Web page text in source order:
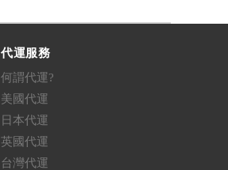
代運服務
何謂代運?
美國代運
日本代運
英國代運
台灣代運